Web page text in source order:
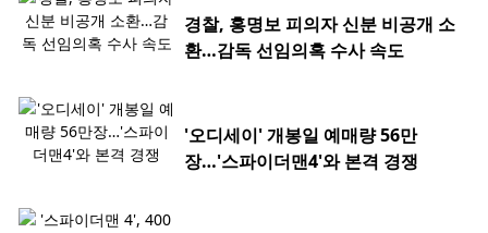
경찰, 홍명보 피의자 신분 비공개 소
환…감독 선임의혹 수사 속도
'오디세이' 개봉일 예매량 56만
장…'스파이더맨4'와 본격 경쟁